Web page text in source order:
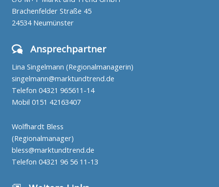
Brachenfelder Straße 45
24534 Neumünster
Ansprechpartner
Lina Singelmann (Regionalmanagerin)
singelmann@marktundtrend.de
Telefon 04321 965611-14
Mobil 0151 42163407
Wolfhardt Bless
(Regionalmanager)
bless@marktundtrend.de
Telefon 04321 96 56 11-13